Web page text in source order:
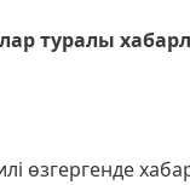
туралы
өзгергенде